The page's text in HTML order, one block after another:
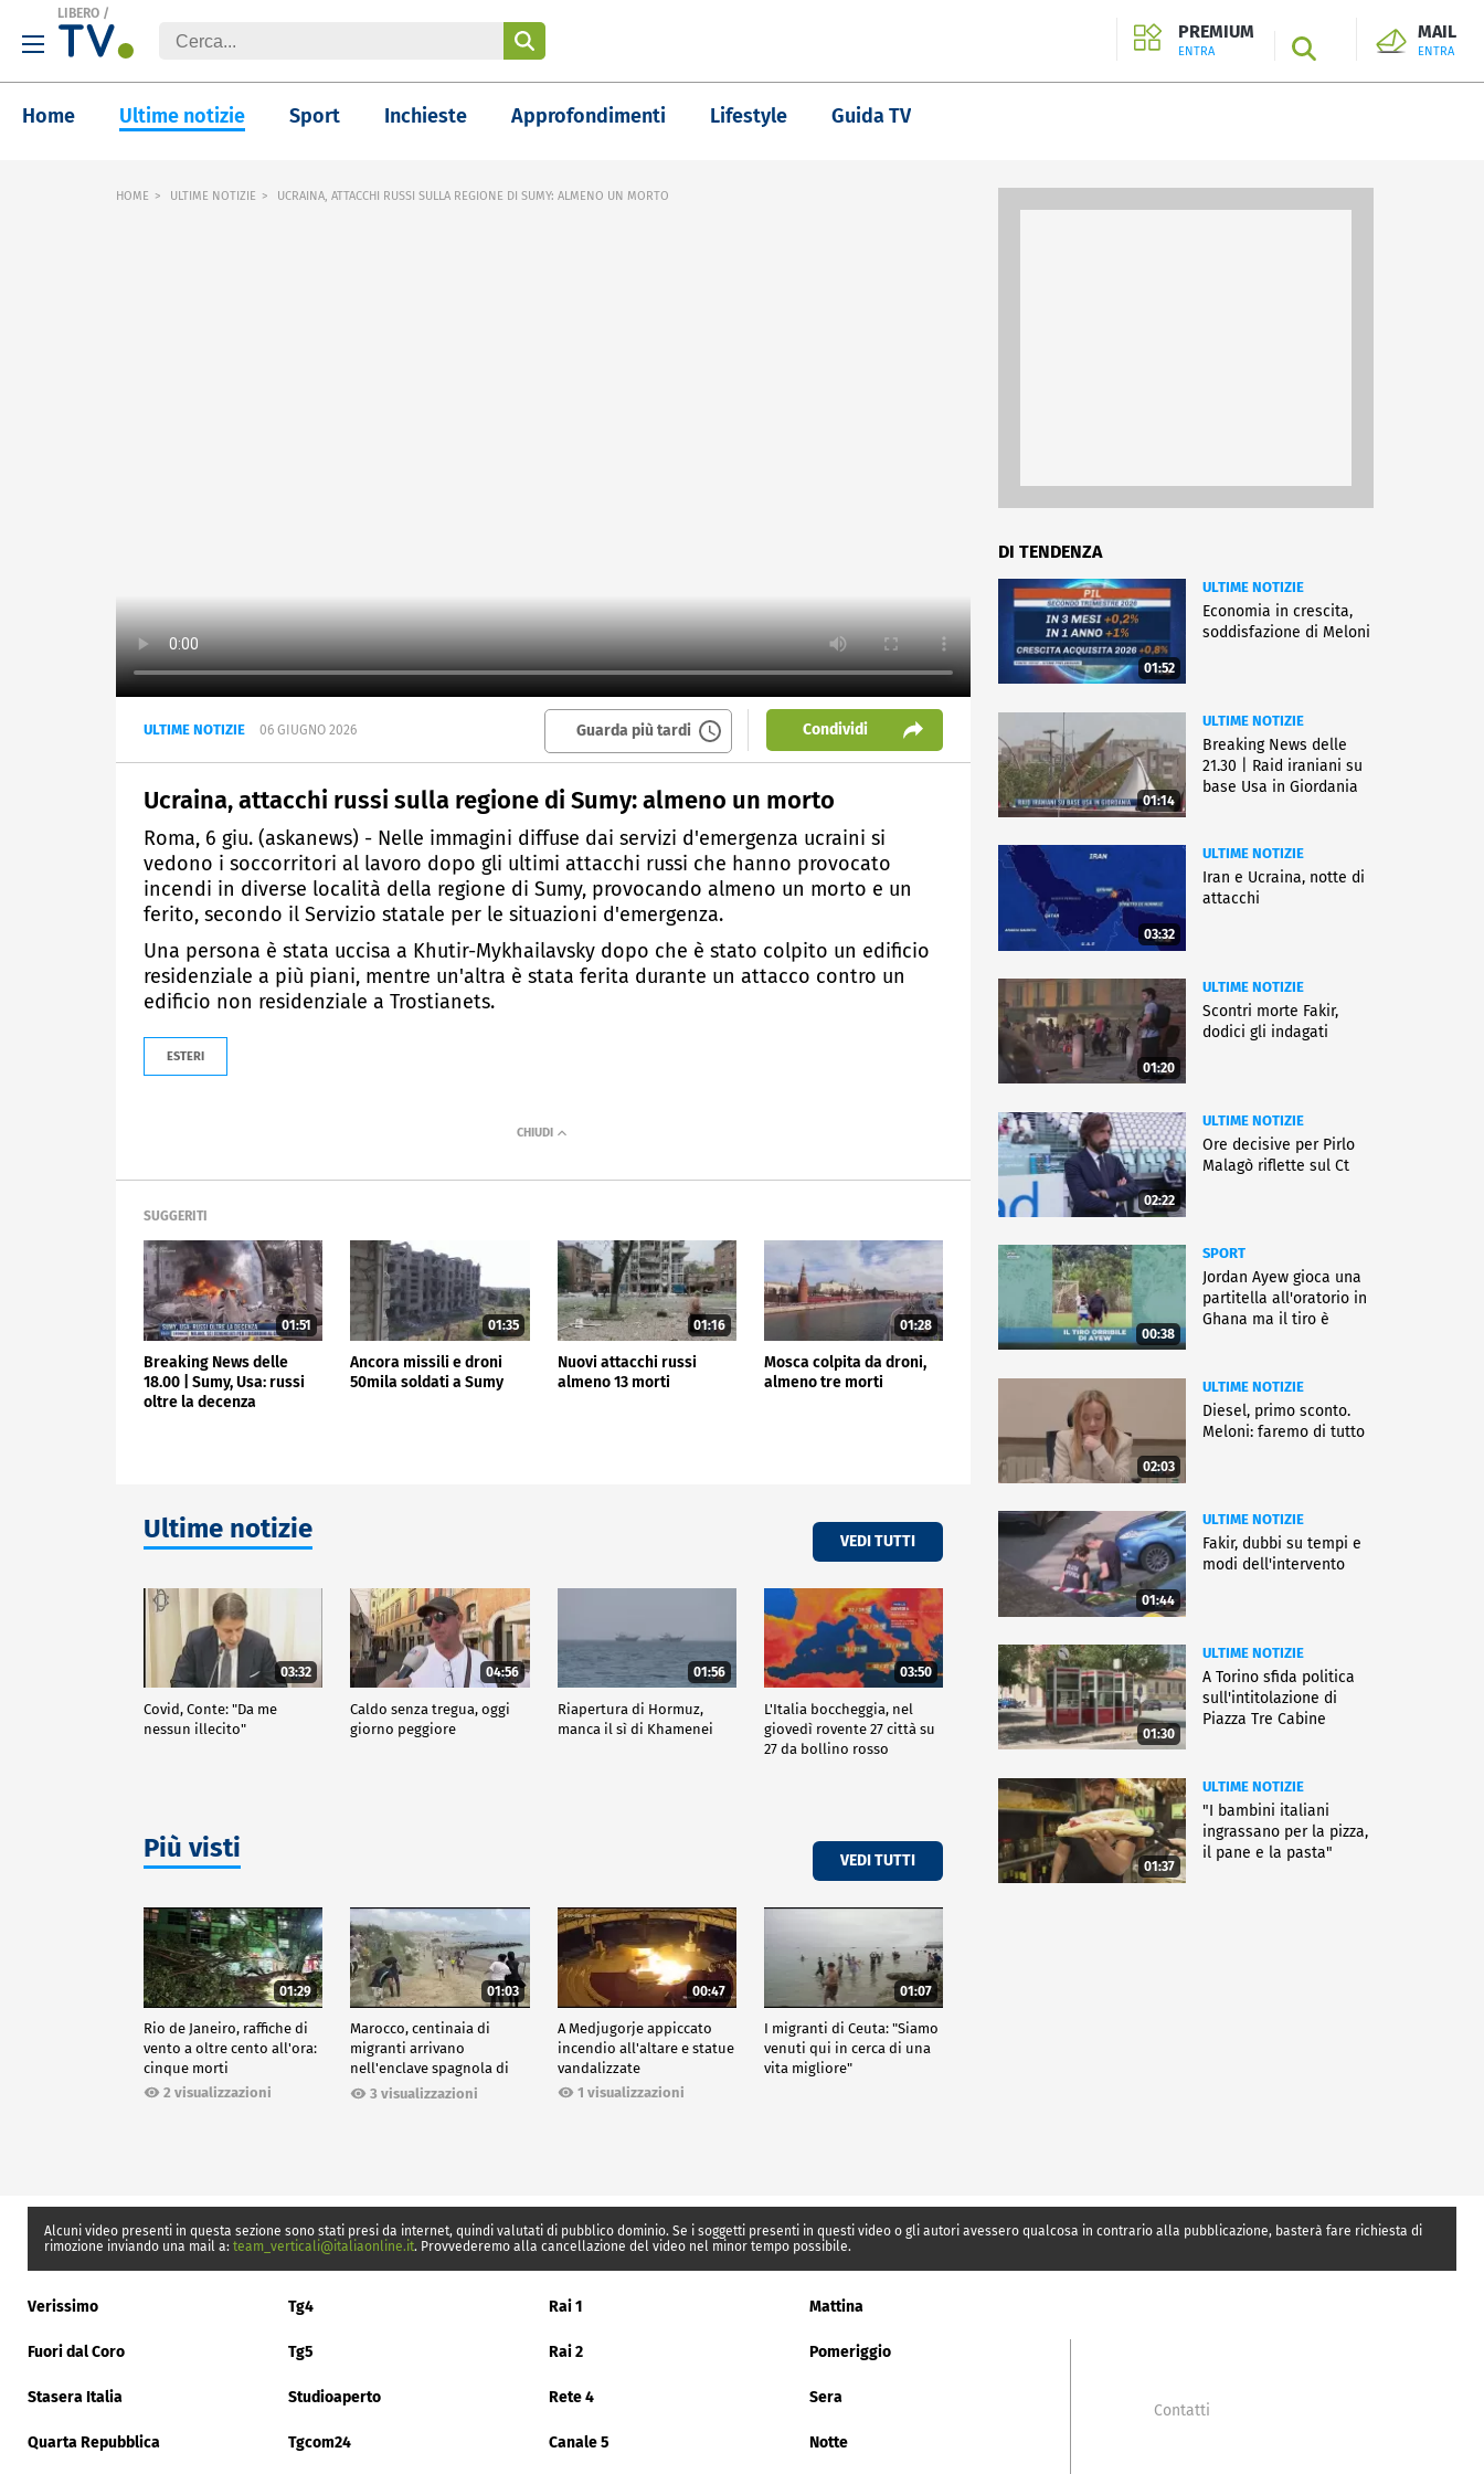
LIBERO /
PREMIUM
ENTRA SEARCH
MAIL
ENTRA
Home Ultime notizie Sport Inchieste Approfondimenti Lifestyle Guida TV
HOME ULTIME NOTIZIE UCRAINA, ATTACCHI RUSSI SULLA REGIONE DI SUMY: ALMENO UN MORTO
ULTIME NOTIZIE 06 GIUGNO 2026 Guarda più tardi Condividi
Ucraina, attacchi russi sulla regione di Sumy: almeno un morto
Roma, 6 giu. (askanews) - Nelle immagini diffuse dai servizi d'emergenza ucraini si
vedono i soccorritori al lavoro dopo gli ultimi attacchi russi che hanno provocato
incendi in diverse località della regione di Sumy, provocando almeno un morto e un
ferito, secondo il Servizio statale per le situazioni d'emergenza.
Una persona è stata uccisa a Khutir-Mykhailavsky dopo che è stato colpito un edificio
residenziale a più piani, mentre un'altra è stata ferita durante un attacco contro un
edificio non residenziale a Trostianets.
ESTERI
SUGGERITI
01:51
Breaking News delle
18.00 | Sumy, Usa: russi
oltre la decenza
01:35
Ancora missili e droni
50mila soldati a Sumy
01:16
Nuovi attacchi russi
almeno 13 morti
01:28
Mosca colpita da droni,
almeno tre morti
Ultime notizie VEDI TUTTI
03:32
Covid, Conte: "Da me
nessun illecito"
04:56
Caldo senza tregua, oggi
giorno peggiore
01:56
Riapertura di Hormuz,
manca il sì di Khamenei
03:50
L'Italia boccheggia, nel
giovedì rovente 27 città su
27 da bollino rosso
Più visti VEDI TUTTI
01:29
Rio de Janeiro, raffiche di
vento a oltre cento all'ora:
cinque morti
2 visualizzazioni
01:03
Marocco, centinaia di
migranti arrivano
nell'enclave spagnola di
Ceuta3 visualizzazioni
00:47
A Medjugorje appiccato
incendio all'altare e statue
vandalizzate
1 visualizzazioni
01:07
I migranti di Ceuta: "Siamo
venuti qui in cerca di una
vita migliore"
DI TENDENZA
01:52
ULTIME NOTIZIE
Economia in crescita,
soddisfazione di Meloni
01:14
ULTIME NOTIZIE
Breaking News delle
21.30 | Raid iraniani su
base Usa in Giordania
03:32
ULTIME NOTIZIE
Iran e Ucraina, notte di
attacchi
01:20
ULTIME NOTIZIE
Scontri morte Fakir,
dodici gli indagati
02:22
ULTIME NOTIZIE
Ore decisive per Pirlo
Malagò riflette sul Ct
00:38
SPORT
Jordan Ayew gioca una
partitella all'oratorio in
Ghana ma il tiro è
02:03
ULTIME NOTIZIE
Diesel, primo sconto.
Meloni: faremo di tutto
01:44
ULTIME NOTIZIE
Fakir, dubbi su tempi e
modi dell'intervento
01:30
ULTIME NOTIZIE
A Torino sfida politica
sull'intitolazione di
Piazza Tre Cabine
01:37
ULTIME NOTIZIE
"I bambini italiani
ingrassano per la pizza,
il pane e la pasta"
Alcuni video presenti in questa sezione sono stati presi da internet, quindi valutati di pubblico dominio. Se i soggetti presenti in questi video o gli autori avessero qualcosa in contrario alla pubblicazione, basterà fare richiesta di
rimozione inviando una mail a: team_verticali@italiaonline.it. Provvederemo alla cancellazione del video nel minor tempo possibile.
Verissimo Tg4 Rai 1 Mattina
Fuori dal Coro Tg5 Rai 2 Pomeriggio
Stasera Italia Studioaperto Rete 4 Sera
Quarta Repubblica Tgcom24 Canale 5 Notte
Contatti